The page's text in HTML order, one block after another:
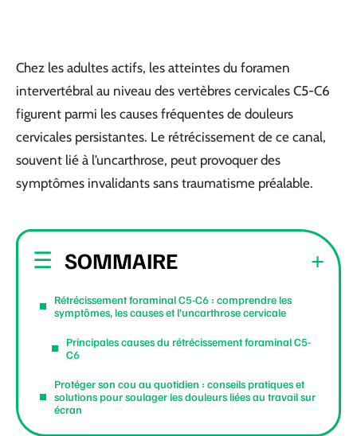
Chez les adultes actifs, les atteintes du foramen
intervertébral au niveau des vertèbres cervicales C5-C6
figurent parmi les causes fréquentes de douleurs
cervicales persistantes. Le rétrécissement de ce canal,
souvent lié à l’uncarthrose, peut provoquer des
symptômes invalidants sans traumatisme préalable.
SOMMAIRE
Rétrécissement foraminal C5-C6 : comprendre les
symptômes, les causes et l’uncarthrose cervicale
Principales causes du rétrécissement foraminal C5-
C6
Protéger son cou au quotidien : conseils pratiques et
solutions pour soulager les douleurs liées au travail sur
écran